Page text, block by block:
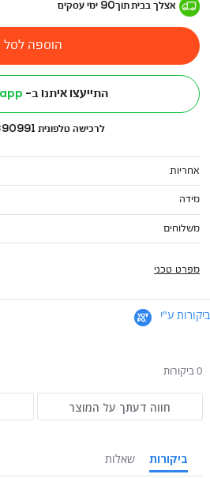
אצלך בביתתוך90 ימי עסקים
הוספה לסל
התייעצו איתנו ב-
לרכישה טלפונית 073-2390991
אחריות
מידה
משלוחים
מפרט טכני
ביקורות ע"י
0 ביקורות
חווה דעתך על המוצר
ביקורות שאלות